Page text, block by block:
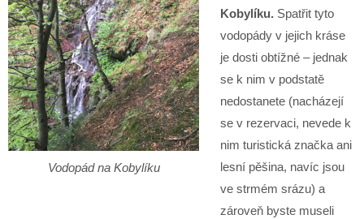
Vodopád na Kobylíku
Kobylíku. Spatřit tyto
vodopády v jejich kráse
je dosti obtížné – jednak
se k nim v podstatě
nedostanete (nacházejí
se v rezervaci, nevede k
nim turistická značka ani
lesní pěšina, navíc jsou
ve strmém srázu) a
zároveň byste museli